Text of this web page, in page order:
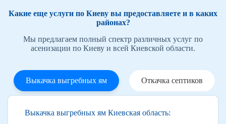
Какие еще услуги по Киеву вы предоставляете и в каких
районах?
Мы предлагаем полный спектр различных услуг по
асенизации по Киеву и всей Киевской области.
Выкачка выгребных ям Откачка септиков
Выкачка выгребных ям Киевская область: